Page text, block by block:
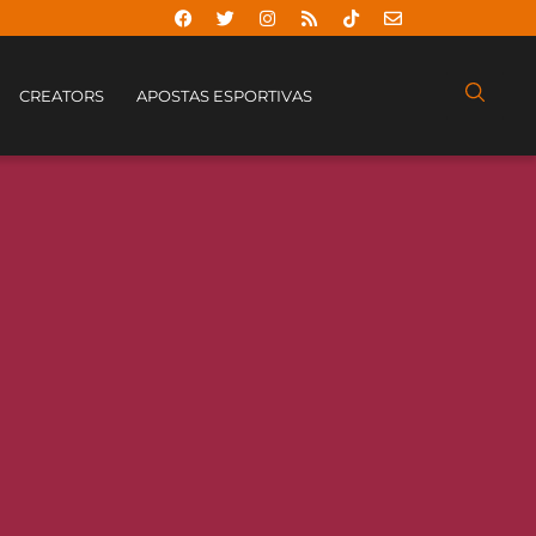
CREATORS APOSTAS ESPORTIVAS